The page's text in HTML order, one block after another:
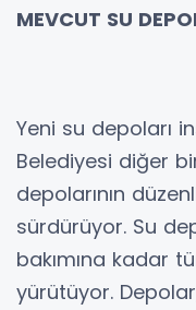
MEVCUT SU
Yeni su depoları
Belediyesi diğer
depolarının
sürdürüyor. Su
bakımına kadar
yürütüyor.